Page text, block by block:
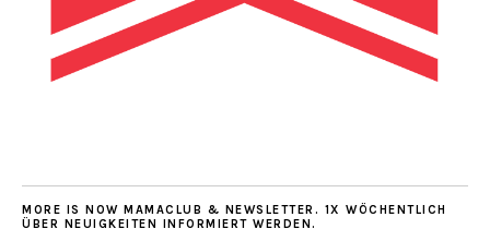
MORE IS NOW MAMACLUB & NEWSLETTER. 1X WÖCHENTLICH
ÜBER NEUIGKEITEN INFORMIERT WERDEN.